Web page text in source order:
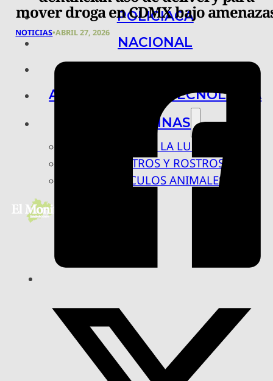
POLICIACA
NACIONAL
ARTE, CIENCIA Y TECNOLOGÍA
COLUMNAS
BAJO LA LUPA
RASTROS Y ROSTROS
VÍNCULOS ANIMALES
mover droga en CDMX bajo
NOTICIAS•ABRIL 27, 2026